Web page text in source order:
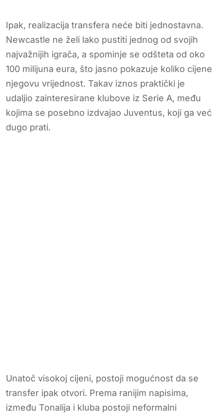
Ipak, realizacija transfera neće biti jednostavna.
Newcastle ne želi lako pustiti jednog od svojih
najvažnijih igrača, a spominje se odšteta od oko
100 milijuna eura, što jasno pokazuje koliko cijene
njegovu vrijednost. Takav iznos praktički je
udaljio zainteresirane klubove iz Serie A, među
kojima se posebno izdvajao Juventus, koji ga već
dugo prati.
Unatoč visokoj cijeni, postoji mogućnost da se
transfer ipak otvori. Prema ranijim napisima,
između Tonalija i kluba postoji neformalni